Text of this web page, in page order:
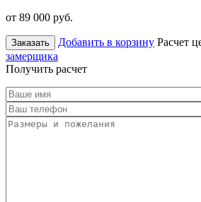
от 89 000 руб.
Заказать Добавить в корзину Расчет
замерщика
Получить расчет